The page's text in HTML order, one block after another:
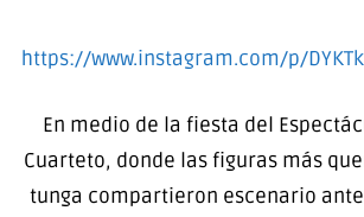
https://www.instagram.com/p/
En medio de la fiesta del
Cuarteto, donde las figuras más
tunga compartieron escenario